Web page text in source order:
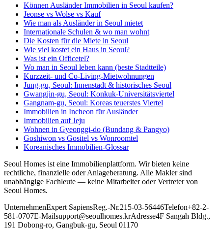
Können Ausländer Immobilien in Seoul kaufen?
Jeonse vs Wolse vs Kauf
Wie man als Ausländer in Seoul mietet
Internationale Schulen & wo man wohnt
Die Kosten für die Miete in Seoul
Wie viel kostet ein Haus in Seoul?
Was ist ein Officetel?
Wo man in Seoul leben kann (beste Stadtteile)
Kurzzeit- und Co-Living-Mietwohnungen
Jung-gu, Seoul: Innenstadt & historisches Seoul
Gwangjin-gu, Seoul: Konkuk-Universitätsviertel
Gangnam-gu, Seoul: Koreas teuerstes Viertel
Immobilien in Incheon für Ausländer
Immobilien auf Jeju
Wohnen in Gyeonggi-do (Bundang & Pangyo)
Goshiwon vs Gositel vs Wonroomtel
Koreanisches Immobilien-Glossar
Seoul Homes ist eine Immobilienplattform. Wir bieten keine
rechtliche, finanzielle oder Anlageberatung. Alle Makler sind
unabhängige Fachleute — keine Mitarbeiter oder Vertreter von
Seoul Homes.
UnternehmenExpert SapiensReg.-Nr.215-03-56446Telefon+82-2-
581-0707E-Mailsupport@seoulhomes.krAdresse4F Sangah Bldg.,
191 Dobong-ro, Gangbuk-gu, Seoul 01170